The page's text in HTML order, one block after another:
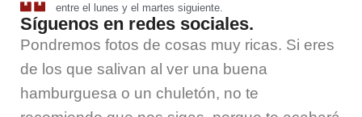
entre el lunes y el martes siguiente.
Síguenos en redes sociales.
Pondremos fotos de cosas muy ricas. Si eres
de los que salivan al ver una buena
hamburguesa o un chuletón, no te